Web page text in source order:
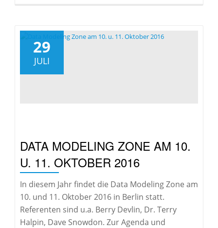
29
JULI
DATA MODELING ZONE AM 10.
U. 11. OKTOBER 2016
In diesem Jahr findet die Data Modeling Zone am
10. und 11. Oktober 2016 in Berlin statt.
Referenten sind u.a. Berry Devlin, Dr. Terry
Halpin, Dave Snowdon. Zur Agenda und